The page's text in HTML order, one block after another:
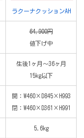
ラクーナクッションAH
64,900円
値下げ中
生後1ヶ月～36ヶ月
15kg以下
開：W460×D845×H993
閉：W460×D361×H991
5.6kg